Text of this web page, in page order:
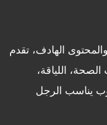
الهادف، تقدم
اللياقة،
يناسب الرجل